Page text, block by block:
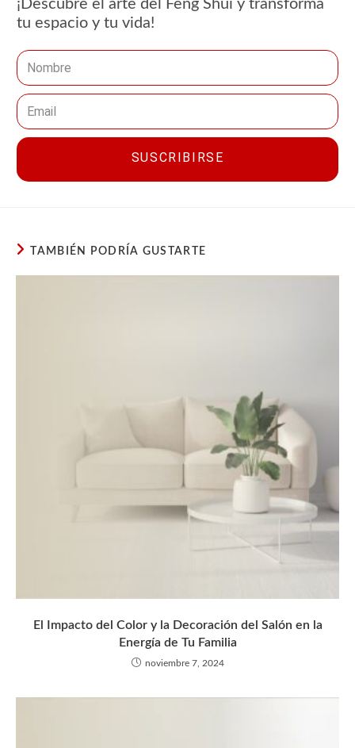
¡Descubre el arte del Feng Shui y transforma
tu espacio y tu vida!
SUSCRIBIRSE
TAMBIÉN PODRÍA GUSTARTE
El Impacto del Color y la Decoración del Salón en la
Energía de Tu Familia
noviembre 7, 2024